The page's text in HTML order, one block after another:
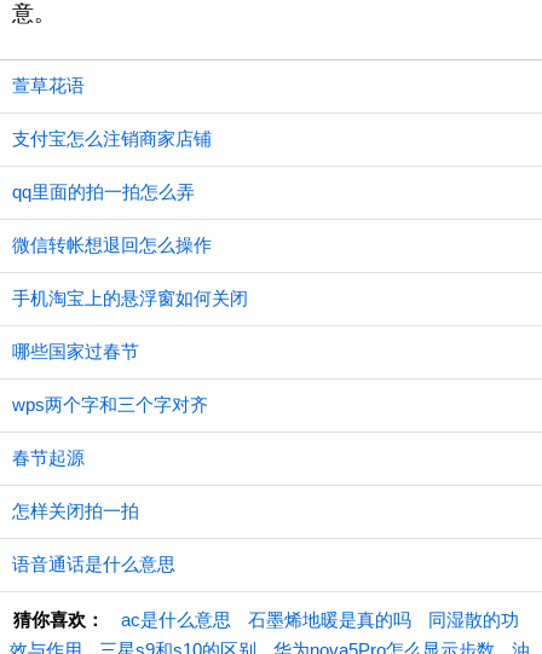
意。
萱草花语
支付宝怎么注销商家店铺
qq里面的拍一拍怎么弄
微信转帐想退回怎么操作
手机淘宝上的悬浮窗如何关闭
哪些国家过春节
wps两个字和三个字对齐
春节起源
怎样关闭拍一拍
语音通话是什么意思
猜你喜欢： ac是什么意思 石墨烯地暖是真的吗
同湿散的功
效与作用
三星s9和s10的区别 华为nova5Pro怎么显示步数 油